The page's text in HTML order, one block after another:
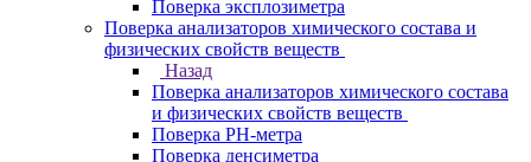
Поверка эксплозиметра
Поверка анализаторов химического состава и
физических свойств веществ
Назад
Поверка анализаторов химического состава
и физических свойств веществ
Поверка PH-метра
Поверка денсиметра